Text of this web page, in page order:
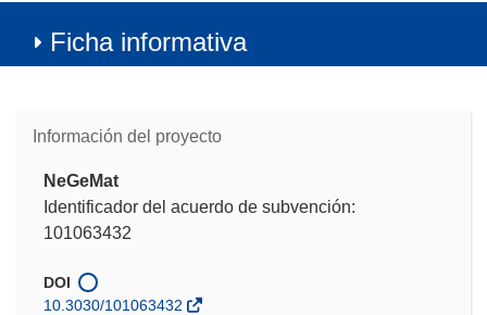
Ficha informativa
Información del proyecto
NeGeMat
Identificador del acuerdo de subvención:
101063432
DOI
10.3030/101063432